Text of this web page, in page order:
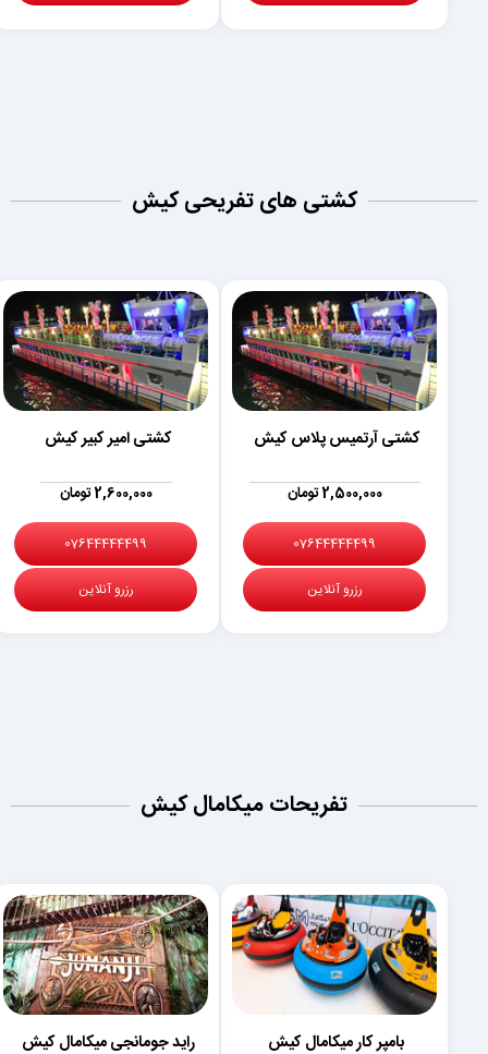
کشتی های تفریحی کیش
کشتی آرتمیس پلاس کیش
2,500,000 تومان
07644444499
رزرو آنلاین
کشتی امیر کبیر کیش
2,600,000 تومان
07644444499
رزرو آنلاین
تفریحات میکامال کیش
بامپر کار میکامال کیش راید جومانجی میکامال کیش